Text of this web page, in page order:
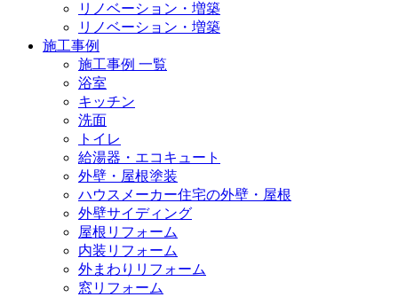
リノベーション・増築
リノベーション・増築
施工事例
施工事例 一覧
浴室
キッチン
洗面
トイレ
給湯器・エコキュート
外壁・屋根塗装
ハウスメーカー住宅の外壁・屋根
外壁サイディング
屋根リフォーム
内装リフォーム
外まわりリフォーム
窓リフォーム